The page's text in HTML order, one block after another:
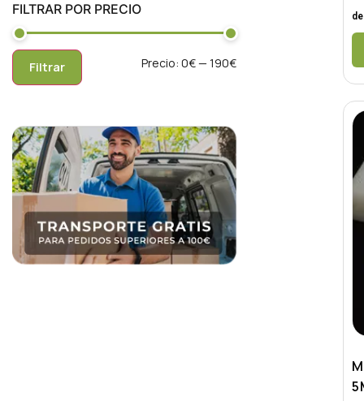
FILTRAR POR PRECIO
Filtrar Precio: 0€— 190€